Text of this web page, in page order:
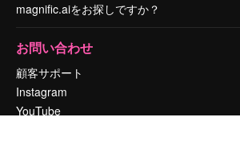
magnific.aiをお探しですか？
お問い合わせ
顧客サポート
Instagram
YouTube